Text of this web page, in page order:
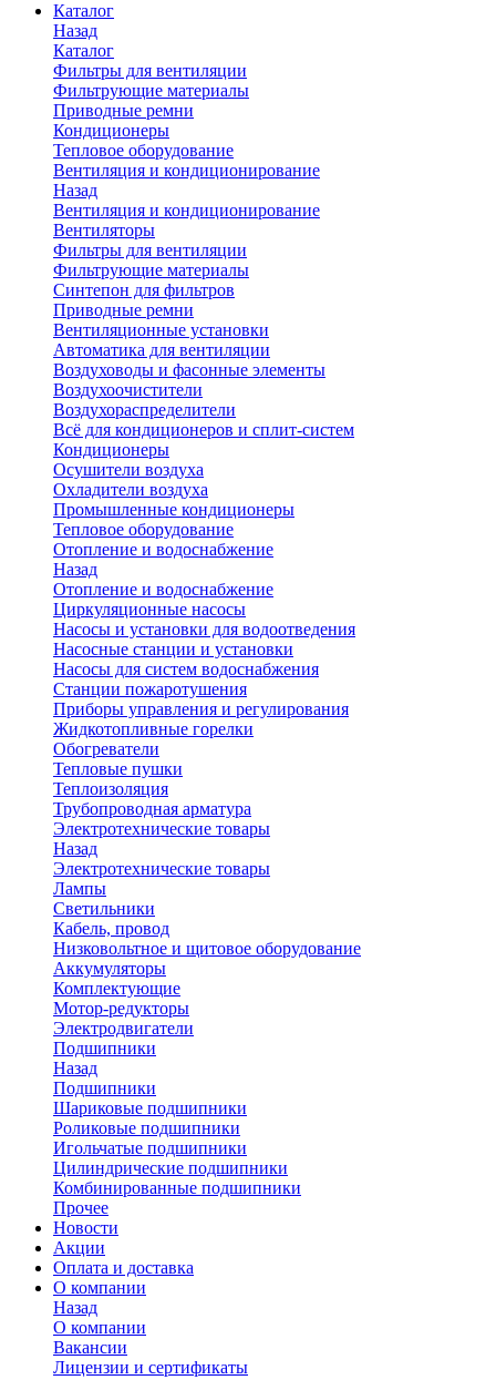
Каталог
Назад
Каталог
Фильтры для вентиляции
Фильтрующие материалы
Приводные ремни
Кондиционеры
Тепловое оборудование
Вентиляция и кондиционирование
Назад
Вентиляция и кондиционирование
Вентиляторы
Фильтры для вентиляции
Фильтрующие материалы
Синтепон для фильтров
Приводные ремни
Вентиляционные установки
Автоматика для вентиляции
Воздуховоды и фасонные элементы
Воздухоочистители
Воздухораспределители
Всё для кондиционеров и сплит-систем
Кондиционеры
Осушители воздуха
Охладители воздуха
Промышленные кондиционеры
Тепловое оборудование
Отопление и водоснабжение
Назад
Отопление и водоснабжение
Циркуляционные насосы
Насосы и установки для водоотведения
Насосные станции и установки
Насосы для систем водоснабжения
Станции пожаротушения
Приборы управления и регулирования
Жидкотопливные горелки
Обогреватели
Тепловые пушки
Теплоизоляция
Трубопроводная арматура
Электротехнические товары
Назад
Электротехнические товары
Лампы
Светильники
Кабель, провод
Низковольтное и щитовое оборудование
Аккумуляторы
Комплектующие
Мотор-редукторы
Электродвигатели
Подшипники
Назад
Подшипники
Шариковые подшипники
Роликовые подшипники
Игольчатые подшипники
Цилиндрические подшипники
Комбинированные подшипники
Прочее
Новости
Акции
Оплата и доставка
О компании
Назад
О компании
Вакансии
Лицензии и сертификаты